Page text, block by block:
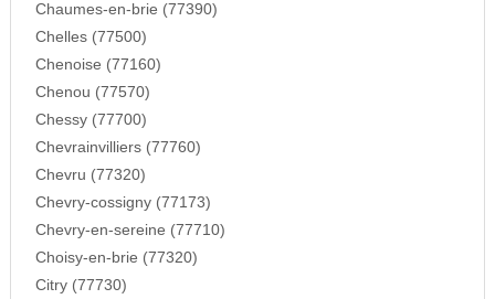
Chaumes-en-brie (77390)
Chelles (77500)
Chenoise (77160)
Chenou (77570)
Chessy (77700)
Chevrainvilliers (77760)
Chevru (77320)
Chevry-cossigny (77173)
Chevry-en-sereine (77710)
Choisy-en-brie (77320)
Citry (77730)